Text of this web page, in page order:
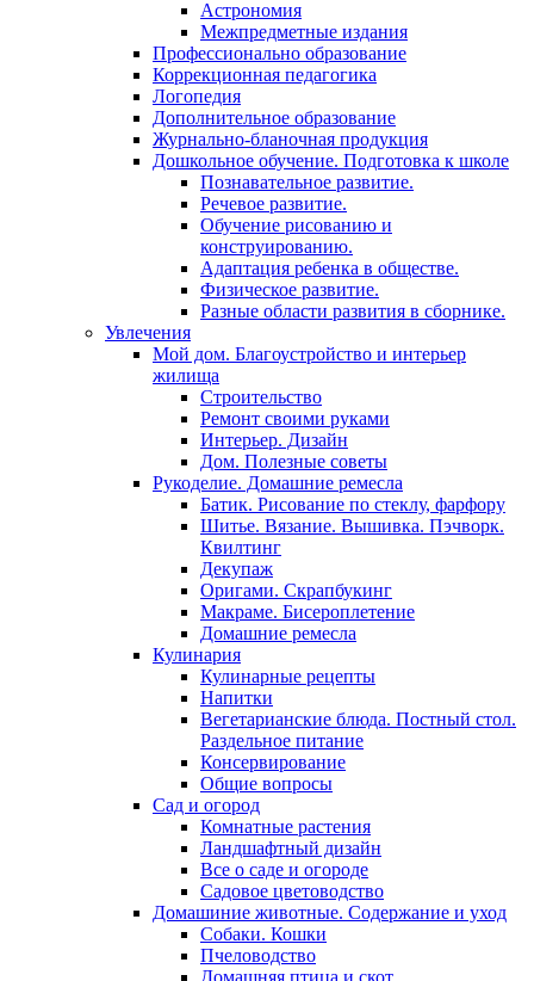
Астрономия
Межпредметные издания
Профессионально образование
Коррекционная педагогика
Логопедия
Дополнительное образование
Журнально-бланочная продукция
Дошкольное обучение. Подготовка к школе
Познавательное развитие.
Речевое развитие.
Обучение рисованию и
конструированию.
Адаптация ребенка в обществе.
Физическое развитие.
Разные области развития в сборнике.
Увлечения
Мой дом. Благоустройство и интерьер
жилища
Строительство
Ремонт своими руками
Интерьер. Дизайн
Дом. Полезные советы
Рукоделие. Домашние ремесла
Батик. Рисование по стеклу, фарфору
Шитье. Вязание. Вышивка. Пэчворк.
Квилтинг
Декупаж
Оригами. Скрапбукинг
Макраме. Бисероплетение
Домашние ремесла
Кулинария
Кулинарные рецепты
Напитки
Вегетарианские блюда. Постный стол.
Раздельное питание
Консервирование
Общие вопросы
Сад и огород
Комнатные растения
Ландшафтный дизайн
Все о саде и огороде
Садовое цветоводство
Домашиние животные. Содержание и уход
Собаки. Кошки
Пчеловодство
Домашняя птица и скот